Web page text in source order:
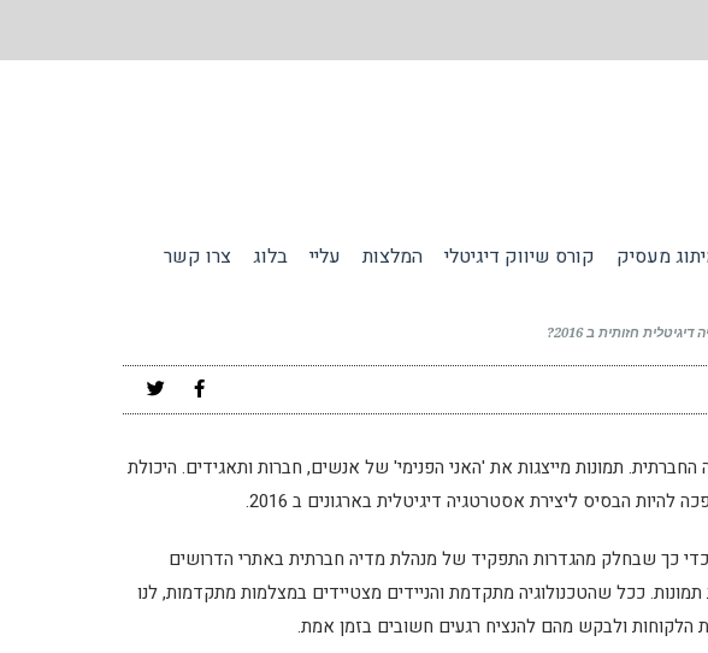
מעסיק קורס שיווק דיגיטלי המלצות עליי בלוג צרו קשר
חזותית ב 2016?
תמונות מייצגות את 'האני הפנימי' של אנשים, חברות ותאגידים. היכולת
הבסיס ליצירת אסטרטגיה דיגיטלית בארגונים ב 2016.
כדי כך שבחלק מהגדרות התפקיד של מנהלת מדיה חברתית באתרי הדרושים
ככל שהטכנולוגיה מתקדמת והניידים מצטיידים במצלמות מתקדמות, לנו
ולבקש מהם להנציח רגעים חשובים בזמן אמת.